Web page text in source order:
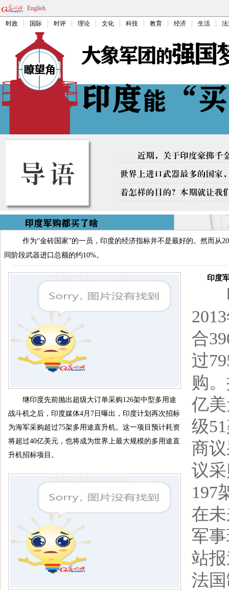
English
时政 国际 时评 理论 文化 科技 教育 经济 生活
作为“金砖国家”的一员，印度的经济指标并不是最好的。然而从
同阶段武器进口总额的约10%。
继印度先前抛出超级大订单采购126架中型多用途
战斗机之后，印度媒体4月7日曝出，印度计划再次招标
为海军采购超过75架多用途直升机。这一项目预计耗资
将超过40亿美元，也将成为世界上最大规模的多用途直
升机招标项目。
印度军
印
合
过
购
亿
级
商
议
197
在
军
站
法